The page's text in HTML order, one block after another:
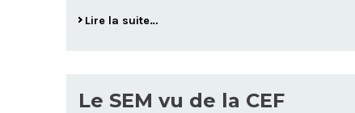
Lire la suite…
Le SEM vu de la CEF